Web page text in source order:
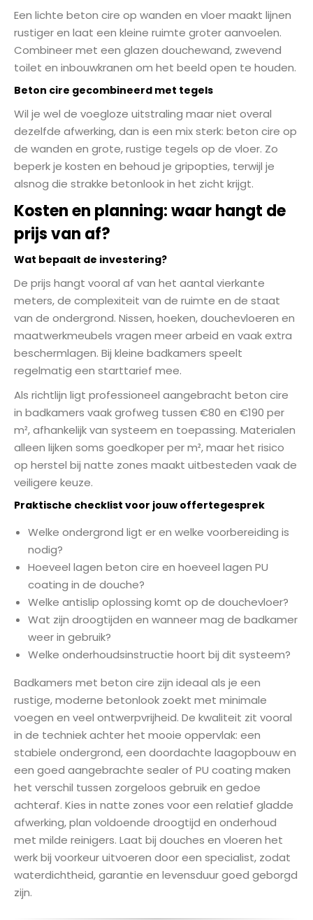
Een lichte beton cire op wanden en vloer maakt lijnen
rustiger en laat een kleine ruimte groter aanvoelen.
Combineer met een glazen douchewand, zwevend
toilet en inbouwkranen om het beeld open te houden.
Beton cire gecombineerd met tegels
Wil je wel de voegloze uitstraling maar niet overal
dezelfde afwerking, dan is een mix sterk: beton cire op
de wanden en grote, rustige tegels op de vloer. Zo
beperk je kosten en behoud je gripopties, terwijl je
alsnog die strakke betonlook in het zicht krijgt.
Kosten en planning: waar hangt de
prijs van af?
Wat bepaalt de investering?
De prijs hangt vooral af van het aantal vierkante
meters, de complexiteit van de ruimte en de staat
van de ondergrond. Nissen, hoeken, douchevloeren en
maatwerkmeubels vragen meer arbeid en vaak extra
beschermlagen. Bij kleine badkamers speelt
regelmatig een starttarief mee.
Als richtlijn ligt professioneel aangebracht beton cire
in badkamers vaak grofweg tussen €80 en €190 per
m², afhankelijk van systeem en toepassing. Materialen
alleen lijken soms goedkoper per m², maar het risico
op herstel bij natte zones maakt uitbesteden vaak de
veiligere keuze.
Praktische checklist voor jouw offertegesprek
Welke ondergrond ligt er en welke voorbereiding is
nodig?
Hoeveel lagen beton cire en hoeveel lagen PU
coating in de douche?
Welke antislip oplossing komt op de douchevloer?
Wat zijn droogtijden en wanneer mag de badkamer
weer in gebruik?
Welke onderhoudsinstructie hoort bij dit systeem?
Badkamers met beton cire zijn ideaal als je een
rustige, moderne betonlook zoekt met minimale
voegen en veel ontwerpvrijheid. De kwaliteit zit vooral
in de techniek achter het mooie oppervlak: een
stabiele ondergrond, een doordachte laagopbouw en
een goed aangebrachte sealer of PU coating maken
het verschil tussen zorgeloos gebruik en gedoe
achteraf. Kies in natte zones voor een relatief gladde
afwerking, plan voldoende droogtijd en onderhoud
met milde reinigers. Laat bij douches en vloeren het
werk bij voorkeur uitvoeren door een specialist, zodat
waterdichtheid, garantie en levensduur goed geborgd
zijn.